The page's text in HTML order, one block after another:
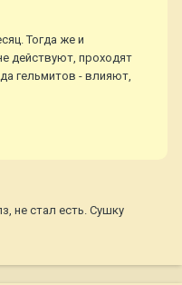
Тогда же и
действуют, проходят
гельмитов - влияют,
не стал есть. Сушку